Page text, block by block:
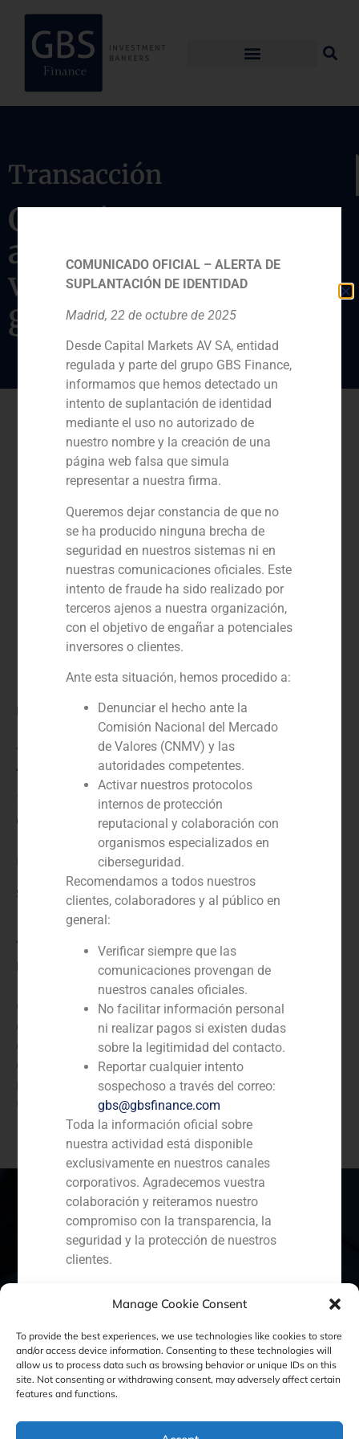
Manage Cookie Consent
To provide the best experiences, we use technologies like cookies to store
and/or access device information. Consenting to these technologies will
allow us to process data such as browsing behavior or unique IDs on this
site. Not consenting or withdrawing consent, may adversely affect certain
features and functions.
Transacción
GBS Finance asesora
a INPARME en la
venta a un relevante
grupo agroindustrial
Rol:
Asesor financiero del vendedor
Año:
2025
Cliente:
Servicio / Sector
Agroindustria, alimentación y bebidas
Descripción
GBS ha actuado como asesor financiero de los
accionistas de INPARME , compañía líder en el cultivo
de palma de aceite en Colombia, en la venta del 100%
de su participación en la compañía, al igual que su
participación indirecta en Alianza del Humea y BioD, a
un relevante grupo agroindustrial.
España Portugal Colombia
Política de Cookies Política de Privacidad
Aviso Legal
COMUNICADO OFICIAL – ALERTA DE
SUPLANTACIÓN DE IDENTIDAD
Madrid, 22 de octubre de 2025
Desde Capital Markets AV SA, entidad
regulada y parte del grupo GBS Finance,
informamos que hemos detectado un
intento de suplantación de identidad
mediante el uso no autorizado de
nuestro nombre y la creación de una
página web falsa que simula
representar a nuestra firma.
Queremos dejar constancia de que no
se ha producido ninguna brecha de
seguridad en nuestros sistemas ni en
nuestras comunicaciones oficiales. Este
intento de fraude ha sido realizado por
terceros ajenos a nuestra organización,
con el objetivo de engañar a potenciales
inversores o clientes.
Ante esta situación, hemos procedido a:
Denunciar el hecho ante la
Comisión Nacional del Mercado
de Valores (CNMV) y las
autoridades competentes.
Activar nuestros protocolos
internos de protección
reputacional y colaboración con
organismos especializados en
ciberseguridad.
Recomendamos a todos nuestros
clientes, colaboradores y al público en
general:
Verificar siempre que las
comunicaciones provengan de
nuestros canales oficiales.
No facilitar información personal
ni realizar pagos si existen dudas
sobre la legitimidad del contacto.
Reportar cualquier intento
sospechoso a través del correo:
gbs@gbsfinance.com
Toda la información oficial sobre
nuestra actividad está disponible
exclusivamente en nuestros canales
corporativos. Agradecemos vuestra
colaboración y reiteramos nuestro
compromiso con la transparencia, la
seguridad y la protección de nuestros
clientes.
GBS Finance